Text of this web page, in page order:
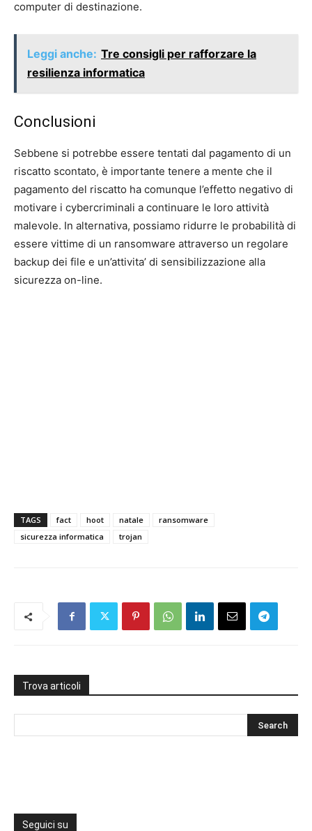
computer di destinazione.
Leggi anche: Tre consigli per rafforzare la
resilienza informatica
Conclusioni
Sebbene si potrebbe essere tentati dal pagamento di un
riscatto scontato, è importante tenere a mente che il
pagamento del riscatto ha comunque l’effetto negativo di
motivare i cybercriminali a continuare le loro attività
malevole. In alternativa, possiamo ridurre le probabilità di
essere vittime di un ransomware attraverso un regolare
backup dei file e un’attivita’ di sensibilizzazione alla
sicurezza on-line.
TAGS fact hoot natale
ransomware
sicurezza informatica
trojan
Trova articoli
Seguici su